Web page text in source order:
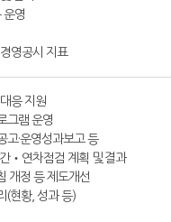
운영
영공시 지표
응 지원
그램 운영
·운영성과보고 등
‧연차점검 계획 및 결과
개정 등 제도개선
(현황, 성과 등)